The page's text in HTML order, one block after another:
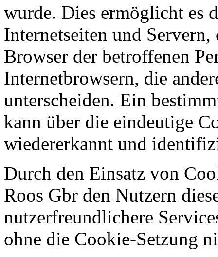
wurde. Dies ermöglicht es
Internetseiten und
Browser der betroffenen
Internetbrowsern, die
unterscheiden. Ein
kann über die eindeutige
wiedererkannt und
Durch den Einsatz von
Roos Gbr den Nutzern
nutzerfreundlichere
ohne die Cookie-Setzung